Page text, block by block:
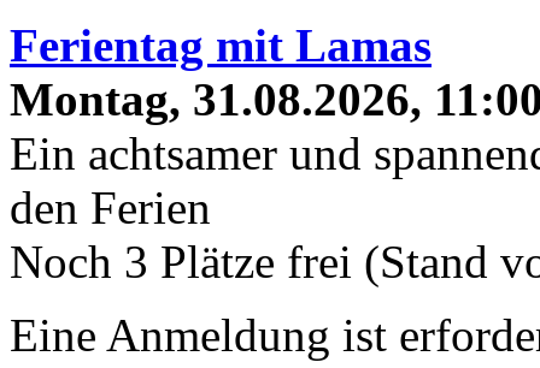
Ferientag mit Lamas
Montag, 31.08.2026,
Ein achtsamer und
den Ferien
Noch 3 Plätze frei (Stand
Eine Anmeldung ist